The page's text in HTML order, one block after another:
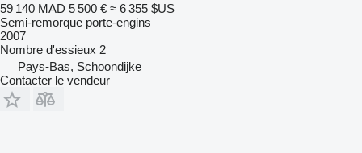
59 140 MAD 5 500 € ≈ 6 355 $US
Semi-remorque porte-engins
2007
Nombre d'essieux 2
Pays-Bas, Schoondijke
Contacter le vendeur